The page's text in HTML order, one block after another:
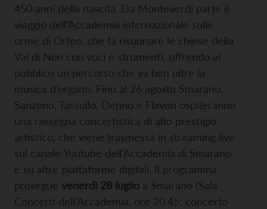
450 anni della nascita. Da Monteverdi parte il
viaggio dell’Accademia internazionale sulle
orme di Orfeo, che fa risuonare le chiese della
Val di Non con voci e strumenti, offrendo al
pubblico un percorso che va ben oltre la
musica d’organo. Fino al 26 agosto Smarano,
Sanzeno, Tassullo, Denno e Flavon ospiteranno
una rassegna concertistica di alto prestigio
artistico, che viene trasmessa in streaming live
sul canale Youtube dell’Accademia di Smarano
e su altre piattaforme digitali. Il programma
prosegue venerdì 28 luglio a Smarano (Sala
Concerti dell’Accademia, ore 20.45: concerto